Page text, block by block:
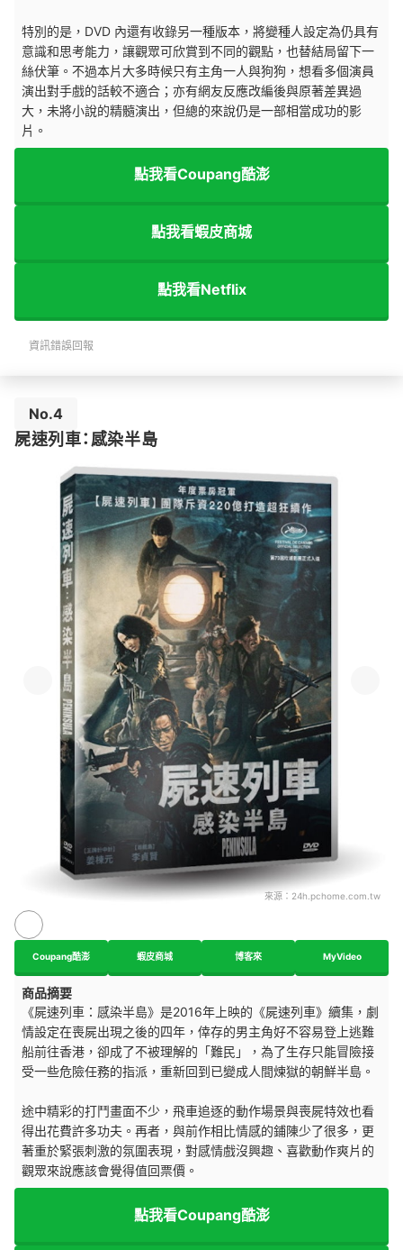
特別的是，DVD 內還有收錄另一種版本，將變種人設定為仍具有
意識和思考能力，讓觀眾可欣賞到不同的觀點，也替結局留下一
絲伏筆。不過本片大多時候只有主角一人與狗狗，想看多個演員
演出對手戲的話較不適合；亦有網友反應改編後與原著差異過
大，未將小說的精髓演出，但總的來說仍是一部相當成功的影
片。
點我看Coupang酷澎
點我看蝦皮商城
點我看Netflix
資訊錯誤回報
No.4
屍速列車：感染半島
來源： 24h.pchome.com.tw
Coupang酷澎 蝦皮商城 博客來 MyVideo
商品摘要
《屍速列車：感染半島》是2016年上映的《屍速列車》續集，劇
情設定在喪屍出現之後的四年，倖存的男主角好不容易登上逃難
船前往香港，卻成了不被理解的「難民」，為了生存只能冒險接
受一些危險任務的指派，重新回到已變成人間煉獄的朝鮮半島。
途中精彩的打鬥畫面不少，飛車追逐的動作場景與喪屍特效也看
得出花費許多功夫。再者，與前作相比情感的鋪陳少了很多，更
著重於緊張刺激的氛圍表現，對感情戲沒興趣、喜歡動作爽片的
觀眾來說應該會覺得值回票價。
點我看Coupang酷澎